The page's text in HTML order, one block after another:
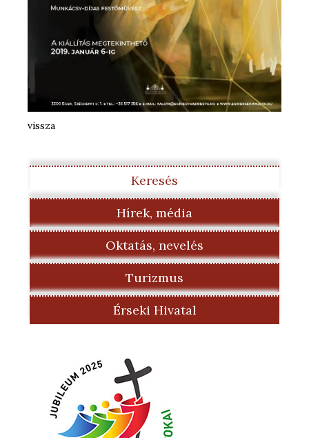
vissza
Keresés
Hírek, média
Oktatás, nevelés
Turizmus
Érseki Hivatal